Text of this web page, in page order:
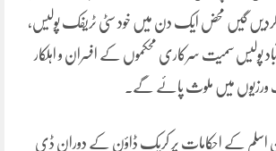
کردیں گیں محض ایک دن میں خود سٹی ٹریفک پولیس،
پولیس سمیت سرکاری محکموں کے افسران و اہلکار
ورزیوں میں ملوث پائے گے۔
اسلم کے احکامات پر کریک ڈاؤن کے دوران ڈی